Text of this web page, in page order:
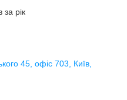
за рік
45, офіс 703, Київ,